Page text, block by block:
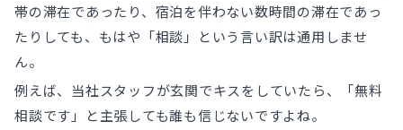
帯の滞在であったり、宿泊を伴わない数時間の滞在であっ
たりしても、もはや「相談」という言い訳は通用しませ
ん。
例えば、当社スタッフが玄関でキスをしていたら、「無料
相談です」と主張しても誰も信じないですよね。